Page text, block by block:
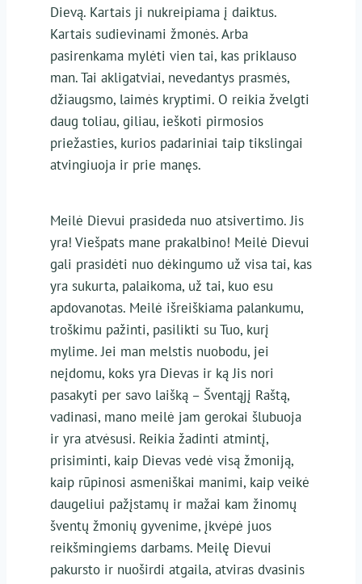
Dievą. Kartais ji nukreipiama į daiktus.
Kartais sudievinami žmonės. Arba
pasirenkama mylėti vien tai, kas priklauso
man. Tai akligatviai, nevedantys prasmės,
džiaugsmo, laimės kryptimi. O reikia žvelgti
daug toliau, giliau, ieškoti pirmosios
priežasties, kurios padariniai taip tikslingai
atvingiuoja ir prie manęs.
Meilė Dievui prasideda nuo atsivertimo. Jis
yra! Viešpats mane prakalbino! Meilė Dievui
gali prasidėti nuo dėkingumo už visa tai, kas
yra sukurta, palaikoma, už tai, kuo esu
apdovanotas. Meilė išreiškiama palankumu,
troškimu pažinti, pasilikti su Tuo, kurį
mylime. Jei man melstis nuobodu, jei
neįdomu, koks yra Dievas ir ką Jis nori
pasakyti per savo laišką – Šventąjį Raštą,
vadinasi, mano meilė jam gerokai šlubuoja
ir yra atvėsusi. Reikia žadinti atmintį,
prisiminti, kaip Dievas vedė visą žmoniją,
kaip rūpinosi asmeniškai manimi, kaip veikė
daugeliui pažįstamų ir mažai kam žinomų
šventų žmonių gyvenime, įkvėpė juos
reikšmingiems darbams. Meilę Dievui
pakursto ir nuoširdi atgaila, atviras dvasinis